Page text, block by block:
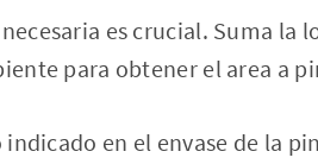
es crucial. Suma la
para obtener el area a
en el envase de la